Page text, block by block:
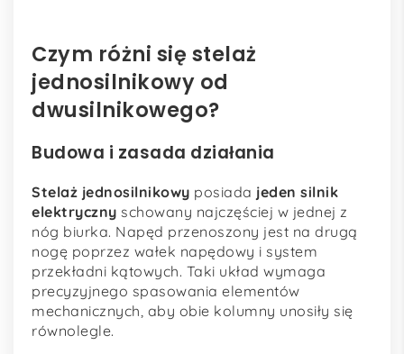
Czym różni się stelaż
jednosilnikowy od
dwusilnikowego?
Budowa i zasada działania
Stelaż jednosilnikowy posiada jeden silnik
elektryczny schowany najczęściej w jednej z
nóg biurka. Napęd przenoszony jest na drugą
nogę poprzez wałek napędowy i system
przekładni kątowych. Taki układ wymaga
precyzyjnego spasowania elementów
mechanicznych, aby obie kolumny unosiły się
równolegle.